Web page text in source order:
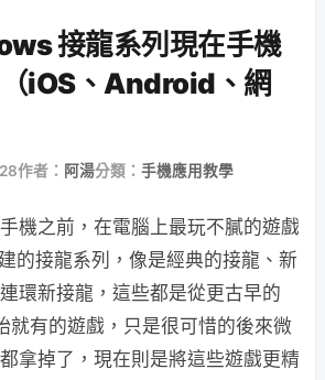
接龍系列現在手機
iOS、Android、網
作者： 阿湯分類： 手機應用教學
機之前，在電腦上最玩不膩的遊戲
的接龍系列，像是經典的接龍、新
環新接龍，這些都是從更古早的
就有的遊戲，只是很可惜的後來微
拿掉了，現在則是將這些遊戲更精